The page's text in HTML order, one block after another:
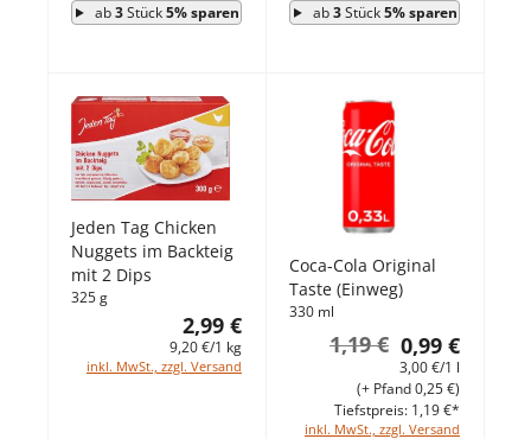
ab3Stück5% sparen ab3Stück5% sparen
Jeden Tag Chicken
Nuggets im Backteig
mit 2 Dips
325 g
2,99 €
9,20 €/1 kg
inkl. MwSt., zzgl. Versand
Coca-Cola Original
Taste (Einweg)
330 ml
0,99 €
1,19 €
3,00 €/1 l
inkl. MwSt., zzgl. Versand
(+ Pfand 0,25 €)
Tiefstpreis: 1,19 €*